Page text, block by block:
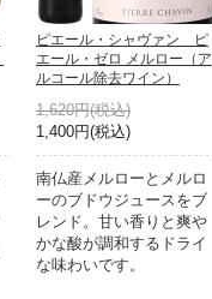
ピエール・シャヴァン ピ
エール・ゼロ メルロー（ア
ルコール除去ワイン）
1,620円(税込)
1,400円(税込)
南仏産メルローとメルロ
ーのブドウジュースをブ
レンド。甘い香りと爽や
かな酸が調和するドライ
な味わいです。